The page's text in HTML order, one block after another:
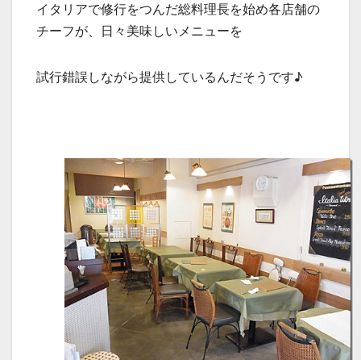
イタリアで修行をつんだ総料理長を始め各店舗の
チーフが、日々美味しいメニューを
試行錯誤しながら提供しているんだそうです♪